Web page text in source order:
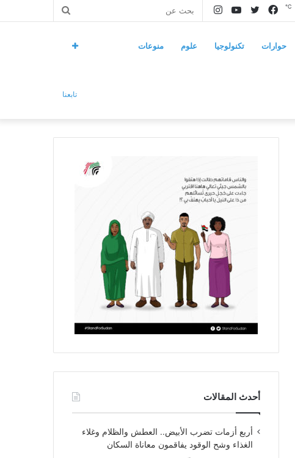
بحث
انستقراميوتيوبتويتر
فيسبوك ℃
حوارات تكنولوجيا علوم منوعات
تابعنا
أحدث المقالات
أربع أزمات تضرب الأبيض.. العطش والظلام وغلاء
الغذاء وشح الوقود يفاقمون معاناة السكان